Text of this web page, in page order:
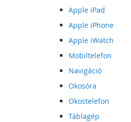
Apple iPad
Apple iPhone
Apple iWatch
Mobiltelefon
Navigáció
Okosóra
Okostelefon
Táblagép